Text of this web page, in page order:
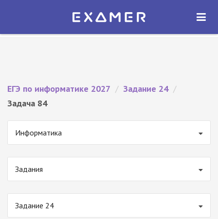
Экзамер — ЕГЭ 2027
ОТКРЫТЬ
ЕГЭ по информатике 2027 / Задание 24 /
Задача 84
Информатика
Задания
Задание 24